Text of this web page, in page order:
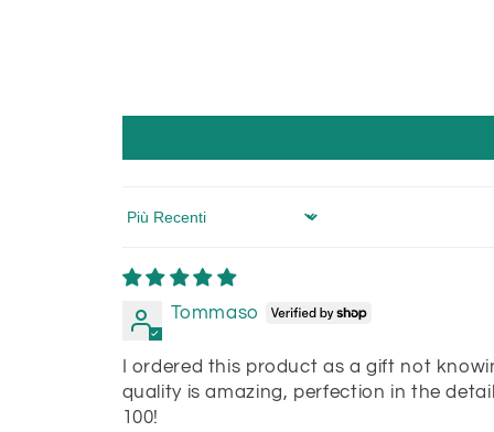
Sort by
Tommaso
I ordered this product as a gift not
quality is amazing, perfection in the
100!